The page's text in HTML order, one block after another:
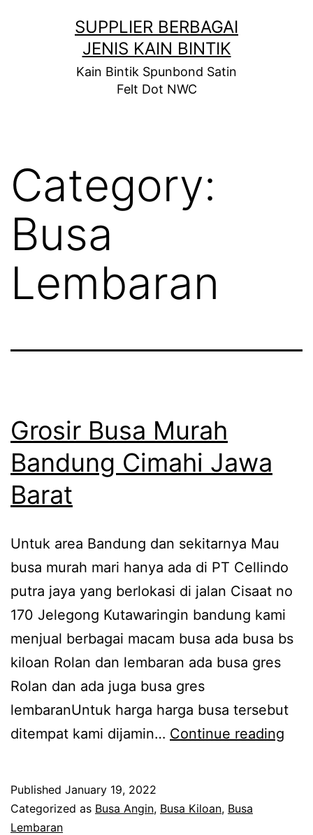
SUPPLIER BERBAGAI
JENIS KAIN BINTIK
Kain Bintik Spunbond Satin
Felt Dot NWC
Category:
Busa
Lembaran
Grosir Busa Murah
Bandung Cimahi Jawa
Barat
Untuk area Bandung dan sekitarnya Mau
busa murah mari hanya ada di PT Cellindo
putra jaya yang berlokasi di jalan Cisaat no
170 Jelegong Kutawaringin bandung kami
menjual berbagai macam busa ada busa bs
kiloan Rolan dan lembaran ada busa gres
Rolan dan ada juga busa gres
lembaranUntuk harga harga busa tersebut
ditempat kami dijamin… Continue reading
Published January 19, 2022
Categorized as Busa Angin, Busa Kiloan, Busa
Lembaran